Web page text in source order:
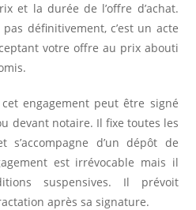
et la durée de l’offre d’achat.
définitivement, c’est un acte
votre offre au prix abouti
engagement peut être signé
devant notaire. Il fixe toutes les
d’un dépôt de
est irrévocable mais il
suspensives. Il prévoit
après sa signature.